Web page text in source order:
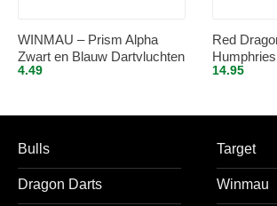
WINMAU – Prism Alpha
Zwart en Blauw Dartvluchten
– 1 set per pakket (3
4.49
Red
Collection
14.95
Bulls
Dragon Darts
Target
Winmau